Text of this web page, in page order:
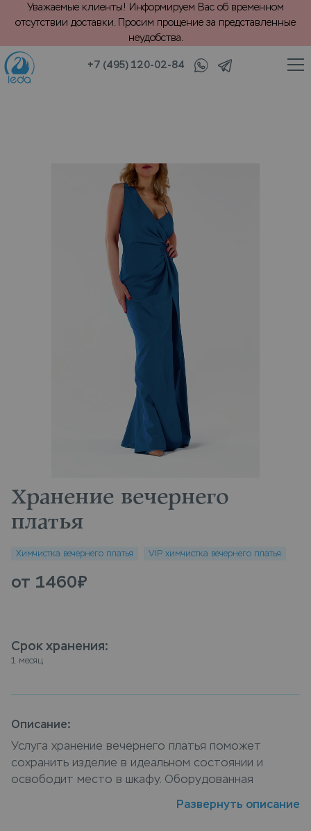
Уважаемые клиенты! Информируем Вас об временном
отсутствии доставки. Просим прощение за представленные
неудобства.
+7 (495) 120-02-84
и трикотаж
Хранение вечернего
платья
Химчистка вечернего платья VIP химчистка вечернего платья
от 1460₽
Срок хранения:
1 месяц
Описание:
Услуга хранение вечернего платья поможет
сохранить изделие в идеальном состоянии и
освободит место в шкафу. Оборудованная
зона хранения обеспечивает сохранность и
Развернуть описание